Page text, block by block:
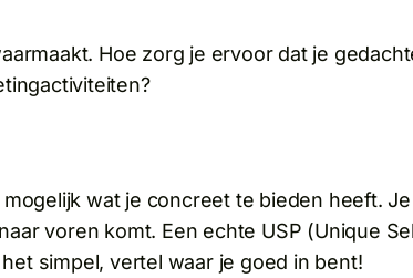
Hoe zorg je ervoor dat je
wat je concreet te bieden heeft.
voren komt. Een echte USP (Unique
simpel, vertel waar je goed in bent!